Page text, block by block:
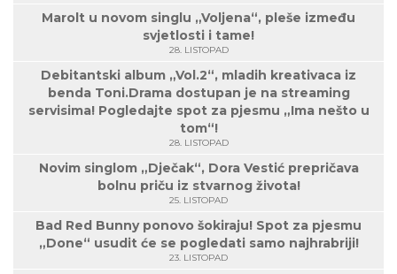
Marolt u novom singlu „Voljena“, pleše između
svjetlosti i tame!
28. LISTOPAD
Debitantski album „Vol.2“, mladih kreativaca iz
benda Toni.Drama dostupan je na streaming
servisima! Pogledajte spot za pjesmu „Ima nešto u
tom“!
28. LISTOPAD
Novim singlom „Dječak“, Dora Vestić prepričava
bolnu priču iz stvarnog života!
25. LISTOPAD
Bad Red Bunny ponovo šokiraju! Spot za pjesmu
„Done“ usudit će se pogledati samo najhrabriji!
23. LISTOPAD